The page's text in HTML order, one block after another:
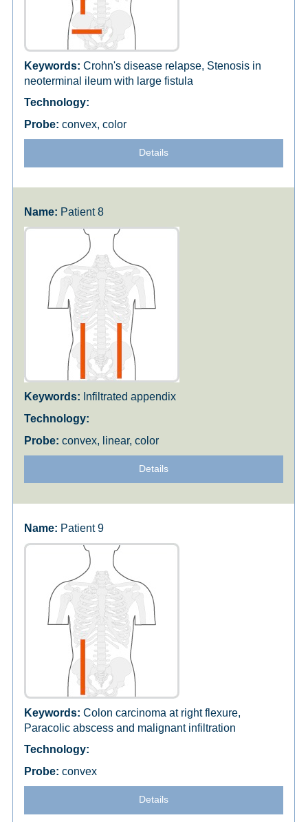
Crohn's disease relapse, Stenosis in
neoterminal ileum with large fistula
convex, color
Details
Patient 8
Infiltrated appendix
convex, linear, color
Details
Patient 9
Colon carcinoma at right flexure,
Paracolic abscess and malignant infiltration
convex
Details